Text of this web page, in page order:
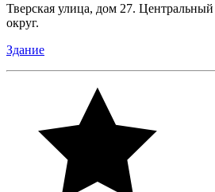
Тверская улица, дом 27.
округ.
Здание